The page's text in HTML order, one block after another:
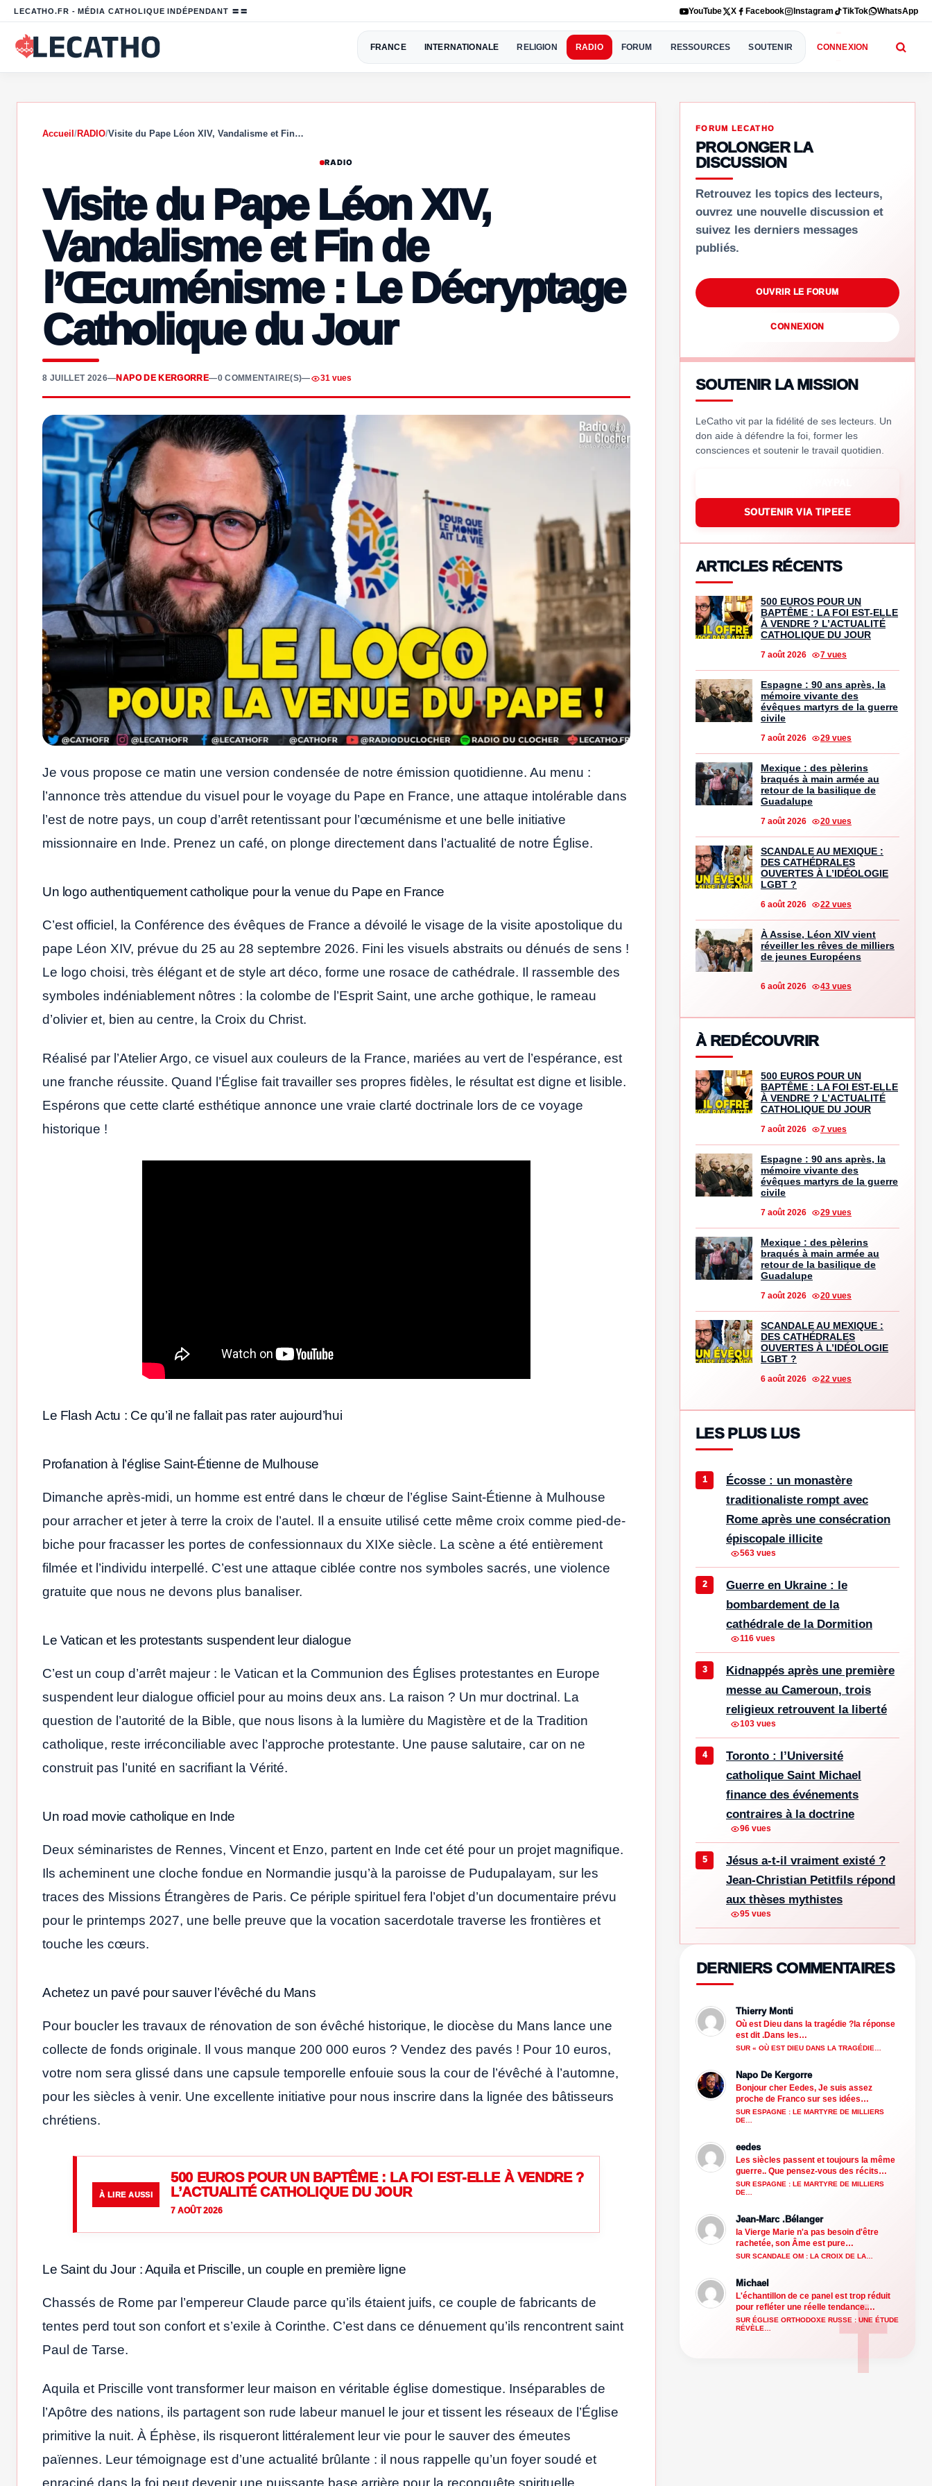
LECATHO.FR - MÉDIA CATHOLIQUE INDÉPENDANT 〓〓 YouTube X Facebook Instagram TikTok WhatsApp
FRANCE INTERNATIONALE RELIGION RADIO FORUM RESSOURCES SOUTENIR CONNEXION
Accueil /RADIO/Visite du Pape Léon XIV, Vandalisme et Fin…
RADIO
Visite du Pape Léon XIV,
Vandalisme et Fin de
l’Œcuménisme : Le Décryptage
Catholique du Jour
8 JUILLET 2026—NAPO DE KERGORRE—0 COMMENTAIRE(S)— 31 vues
Je vous propose ce matin une version condensée de notre émission quotidienne. Au menu :
l’annonce très attendue du visuel pour le voyage du Pape en France, une attaque intolérable dans
l’est de notre pays, un coup d’arrêt retentissant pour l’œcuménisme et une belle initiative
missionnaire en Inde. Prenez un café, on plonge directement dans l’actualité de notre Église.
Un logo authentiquement catholique pour la venue du Pape en France
C’est officiel, la Conférence des évêques de France a dévoilé le visage de la visite apostolique du
pape Léon XIV, prévue du 25 au 28 septembre 2026. Fini les visuels abstraits ou dénués de sens !
Le logo choisi, très élégant et de style art déco, forme une rosace de cathédrale. Il rassemble des
symboles indéniablement nôtres : la colombe de l’Esprit Saint, une arche gothique, le rameau
d’olivier et, bien au centre, la Croix du Christ.
Réalisé par l’Atelier Argo, ce visuel aux couleurs de la France, mariées au vert de l’espérance, est
une franche réussite. Quand l’Église fait travailler ses propres fidèles, le résultat est digne et lisible.
Espérons que cette clarté esthétique annonce une vraie clarté doctrinale lors de ce voyage
historique !
Le Flash Actu : Ce qu’il ne fallait pas rater aujourd’hui
Profanation à l’église Saint-Étienne de Mulhouse
Dimanche après-midi, un homme est entré dans le chœur de l’église Saint-Étienne à Mulhouse
pour arracher et jeter à terre la croix de l’autel. Il a ensuite utilisé cette même croix comme pied-de-
biche pour fracasser les portes de confessionnaux du XIXe siècle. La scène a été entièrement
filmée et l’individu interpellé. C’est une attaque ciblée contre nos symboles sacrés, une violence
gratuite que nous ne devons plus banaliser.
Le Vatican et les protestants suspendent leur dialogue
C’est un coup d’arrêt majeur : le Vatican et la Communion des Églises protestantes en Europe
suspendent leur dialogue officiel pour au moins deux ans. La raison ? Un mur doctrinal. La
question de l’autorité de la Bible, que nous lisons à la lumière du Magistère et de la Tradition
catholique, reste irréconciliable avec l’approche protestante. Une pause salutaire, car on ne
construit pas l’unité en sacrifiant la Vérité.
Un road movie catholique en Inde
Deux séminaristes de Rennes, Vincent et Enzo, partent en Inde cet été pour un projet magnifique.
Ils acheminent une cloche fondue en Normandie jusqu’à la paroisse de Pudupalayam, sur les
traces des Missions Étrangères de Paris. Ce périple spirituel fera l’objet d’un documentaire prévu
pour le printemps 2027, une belle preuve que la vocation sacerdotale traverse les frontières et
touche les cœurs.
Achetez un pavé pour sauver l’évêché du Mans
Pour boucler les travaux de rénovation de son évêché historique, le diocèse du Mans lance une
collecte de fonds originale. Il vous manque 200 000 euros ? Vendez des pavés ! Pour 10 euros,
votre nom sera glissé dans une capsule temporelle enfouie sous la cour de l’évêché à l’automne,
pour les siècles à venir. Une excellente initiative pour nous inscrire dans la lignée des bâtisseurs
chrétiens.
À LIRE AUSSI
500 EUROS POUR UN BAPTÊME : LA FOI EST-ELLE À VENDRE ?
L’ACTUALITÉ CATHOLIQUE DU JOUR
7 AOÛT 2026
Le Saint du Jour : Aquila et Priscille, un couple en première ligne
Chassés de Rome par l’empereur Claude parce qu’ils étaient juifs, ce couple de fabricants de
tentes perd tout son confort et s’exile à Corinthe. C’est dans ce dénuement qu’ils rencontrent saint
Paul de Tarse.
Aquila et Priscille vont transformer leur maison en véritable église domestique. Inséparables de
l’Apôtre des nations, ils partagent son rude labeur manuel le jour et tissent les réseaux de l’Église
primitive la nuit. À Éphèse, ils risqueront littéralement leur vie pour le sauver des émeutes
païennes. Leur témoignage est d’une actualité brûlante : il nous rappelle qu’un foyer soudé et
enraciné dans la foi peut devenir une puissante base arrière pour la reconquête spirituelle.
FORUM LECATHO
PROLONGER LA
DISCUSSION
Retrouvez les topics des lecteurs,
ouvrez une nouvelle discussion et
suivez les derniers messages
publiés.
OUVRIR LE FORUM
CONNEXION
SOUTENIR LA MISSION
LeCatho vit par la fidélité de ses lecteurs. Un
don aide à défendre la foi, former les
consciences et soutenir le travail quotidien.
SOUTENIR VIA TIPEEE
ARTICLES RÉCENTS
500 EUROS POUR UN
BAPTÊME : LA FOI EST-ELLE
À VENDRE ? L’ACTUALITÉ
CATHOLIQUE DU JOUR
7 août 2026 7 vues
Espagne : 90 ans après, la
mémoire vivante des
évêques martyrs de la guerre
civile
7 août 2026 29 vues
Mexique : des pèlerins
braqués à main armée au
retour de la basilique de
Guadalupe
7 août 2026 20 vues
SCANDALE AU MEXIQUE :
DES CATHÉDRALES
OUVERTES À L’IDÉOLOGIE
LGBT ?
6 août 2026 22 vues
À Assise, Léon XIV vient
réveiller les rêves de milliers
de jeunes Européens
6 août 2026 43 vues
À REDÉCOUVRIR
500 EUROS POUR UN
BAPTÊME : LA FOI EST-ELLE
À VENDRE ? L’ACTUALITÉ
CATHOLIQUE DU JOUR
7 août 2026 7 vues
Espagne : 90 ans après, la
mémoire vivante des
évêques martyrs de la guerre
civile
7 août 2026 29 vues
Mexique : des pèlerins
braqués à main armée au
retour de la basilique de
Guadalupe
7 août 2026 20 vues
SCANDALE AU MEXIQUE :
DES CATHÉDRALES
OUVERTES À L’IDÉOLOGIE
LGBT ?
6 août 2026 22 vues
LES PLUS LUS
Écosse : un monastère
traditionaliste rompt avec
Rome après une consécration
épiscopale illicite
563 vues
Guerre en Ukraine : le
bombardement de la
cathédrale de la Dormition
116 vues
Kidnappés après une première
messe au Cameroun, trois
religieux retrouvent la liberté
103 vues
Toronto : l’Université
catholique Saint Michael
finance des événements
contraires à la doctrine
96 vues
Jésus a-t-il vraiment existé ?
Jean-Christian Petitfils répond
aux thèses mythistes
95 vues
DERNIERS COMMENTAIRES
Thierry Monti
Où est Dieu dans la tragédie ?la réponse
est dit .Dans les…
SUR « OÙ EST DIEU DANS LA TRAGÉDIE…
Napo De Kergorre
Bonjour cher Eedes, Je suis assez
proche de Franco sur ses idées…
SUR ESPAGNE : LE MARTYRE DE MILLIERS
DE…
eedes
Les siècles passent et toujours la même
guerre.. Que pensez-vous des récits…
SUR ESPAGNE : LE MARTYRE DE MILLIERS
DE…
Jean-Marc .Bélanger
la Vierge Marie n'a pas besoin d'être
rachetée, son Âme est pure…
SUR SCANDALE OM : LA CROIX DE LA…
Michael
L'échantillon de ce panel est trop réduit
pour refléter une réelle tendance.…
SUR ÉGLISE ORTHODOXE RUSSE : UNE ÉTUDE
RÉVÈLE…